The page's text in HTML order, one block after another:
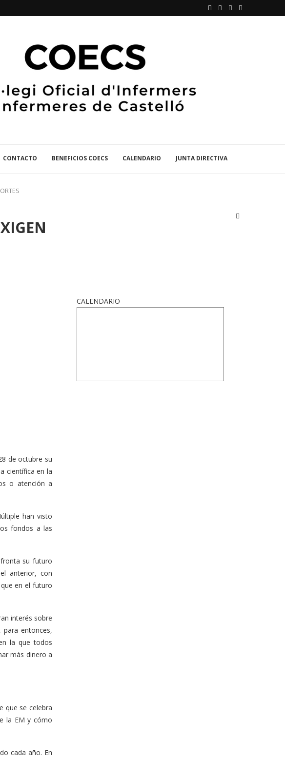
CONTACTO BENEFICIOS COECS CALENDARIO JUNTA DIRECTIVA
de octubre su
científica en la
o atención a
han visto
fondos a las
su futuro
anterior, con
en el futuro
interés sobre
para entonces,
la que todos
más dinero a
que se celebra
la EM y cómo
cada año. En
CALENDARIO